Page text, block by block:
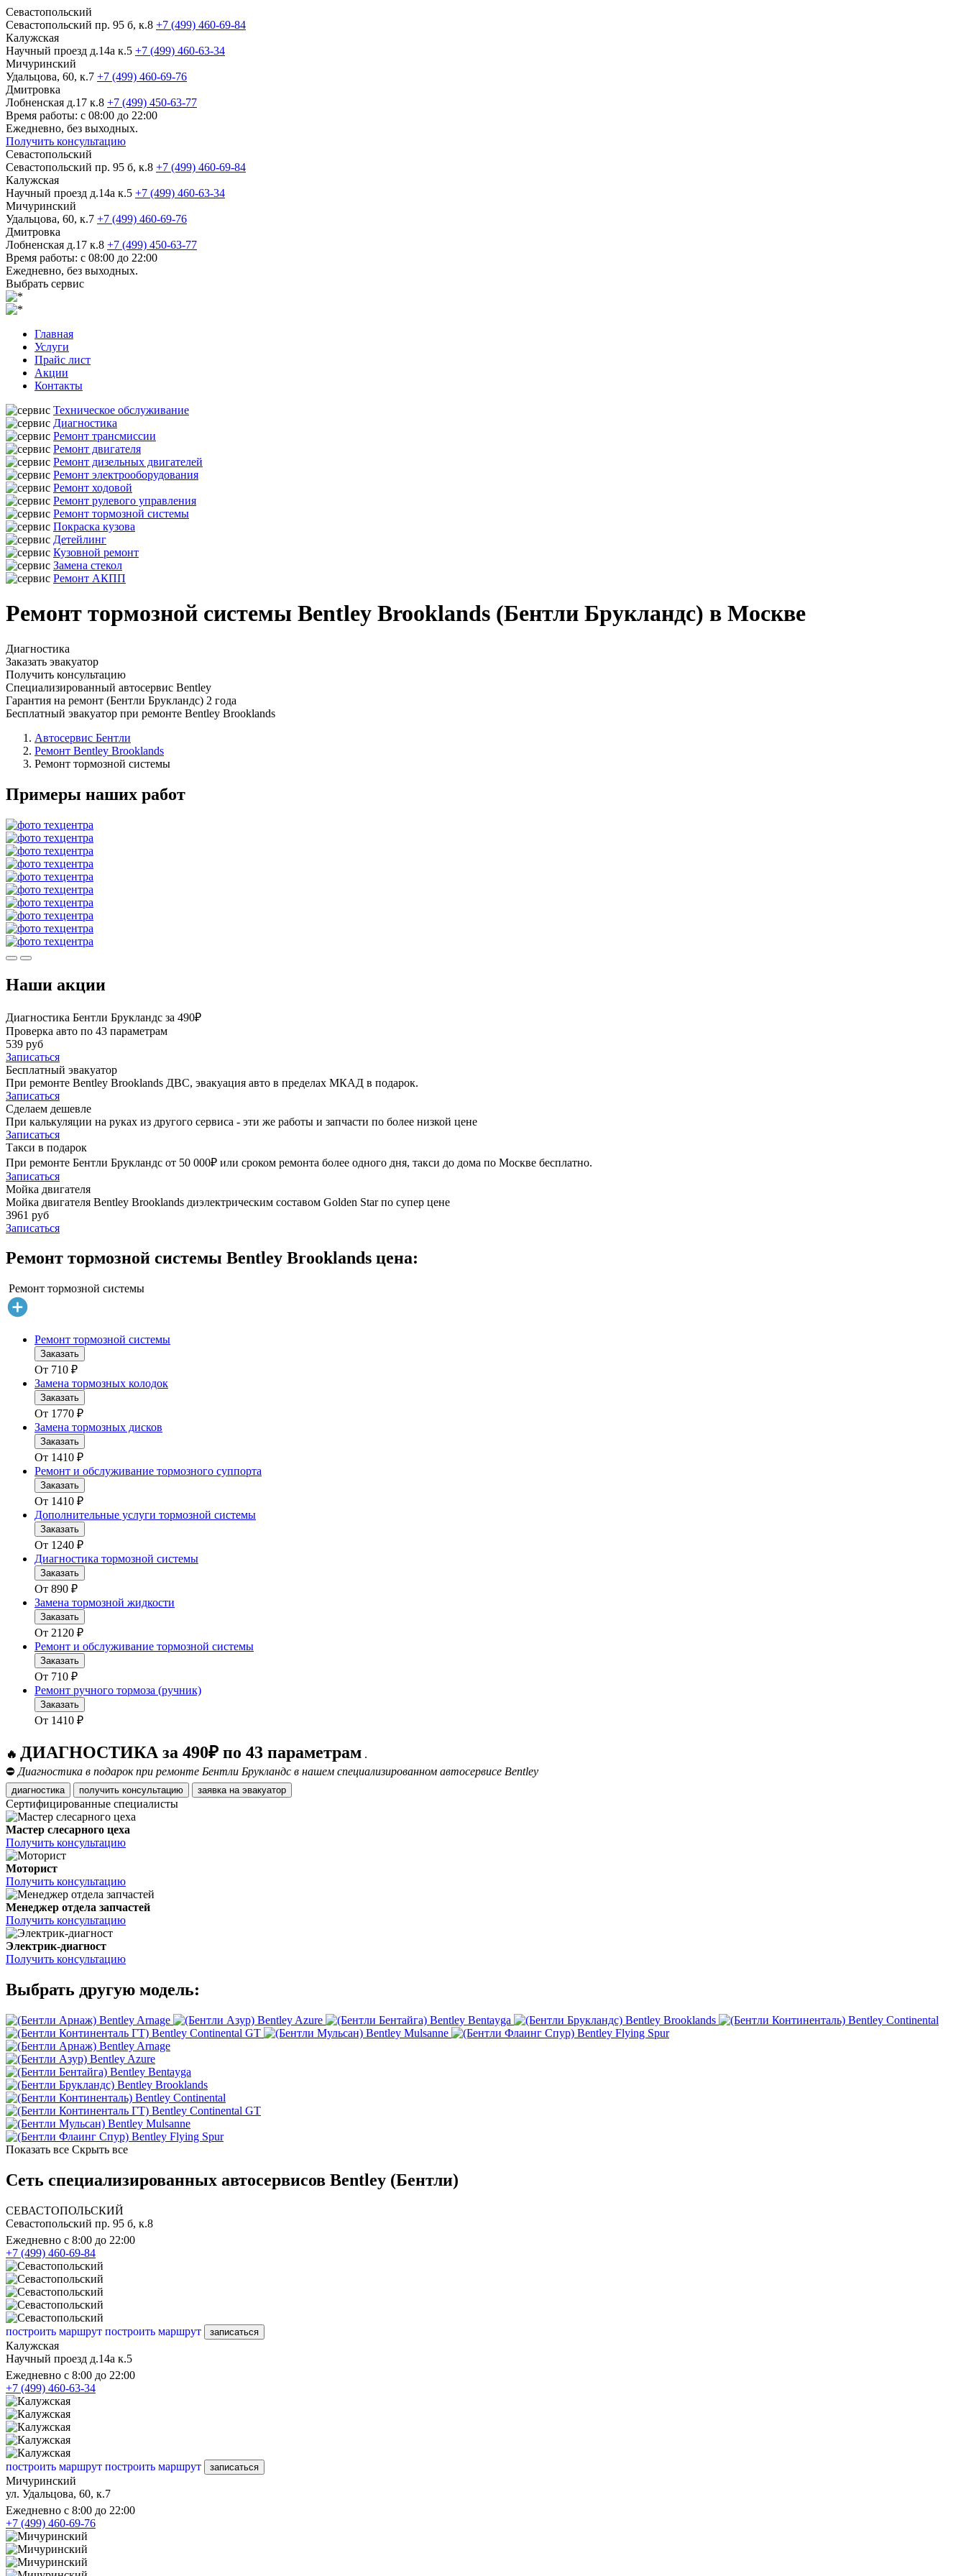
Севастопольский
Севастопольский пр. 95 б, к.8 +7 (499) 460-69-84
Калужская
Научный проезд д.14а к.5 +7 (499) 460-63-34
Мичуринский
Удальцова, 60, к.7 +7 (499) 460-69-76
Дмитровка
Лобненская д.17 к.8 +7 (499) 450-63-77
Время работы: с 08:00 до 22:00
Ежедневно, без выходных.
Получить консультацию
Севастопольский
Севастопольский пр. 95 б, к.8 +7 (499) 460-69-84
Калужская
Научный проезд д.14а к.5 +7 (499) 460-63-34
Мичуринский
Удальцова, 60, к.7 +7 (499) 460-69-76
Дмитровка
Лобненская д.17 к.8 +7 (499) 450-63-77
Время работы: с 08:00 до 22:00
Ежедневно, без выходных.
Выбрать сервис
Главная
Услуги
Прайс лист
Акции
Контакты
Техническое обслуживание
Диагностика
Ремонт трансмиссии
Ремонт двигателя
Ремонт дизельных двигателей
Ремонт электрооборудования
Ремонт ходовой
Ремонт рулевого управления
Ремонт тормозной системы
Покраска кузова
Детейлинг
Кузовной ремонт
Замена стекол
Ремонт АКПП
Ремонт тормозной системы Bentley Brooklands (Бентли Брукландс) в Москве
Диагностика
Заказать эвакуатор
Получить консультацию
Специализированный автосервис Bentley
Гарантия на ремонт (Бентли Брукландс) 2 года
Бесплатный эвакуатор при ремонте Bentley Brooklands
Автосервис Бентли
Ремонт Bentley Brooklands
Ремонт тормозной системы
Примеры наших работ
Наши акции
Диагностика Бентли Брукландс за 490₽
Проверка авто по 43 параметрам
539 руб
Записаться
Бесплатный эвакуатор
При ремонте Bentley Brooklands ДВС, эвакуация авто в пределах МКАД в подарок.
Записаться
Сделаем дешевле
При калькуляции на руках из другого сервиса - эти же работы и запчасти по более низкой цене
Записаться
Такси в подарок
При ремонте Бентли Брукландс от 50 000₽ или сроком ремонта более одного дня, такси до дома по Москве бесплатно.
Записаться
Мойка двигателя
Мойка двигателя Bentley Brooklands диэлектрическим составом Golden Star по супер цене
3961 руб
Записаться
Ремонт тормозной системы Bentley Brooklands цена:
Ремонт тормозной системы
Ремонт тормозной системы
Заказать
От 710 ₽
Замена тормозных колодок
Заказать
От 1770 ₽
Замена тормозных дисков
Заказать
От 1410 ₽
Ремонт и обслуживание тормозного суппорта
Заказать
От 1410 ₽
Дополнительные услуги тормозной системы
Заказать
От 1240 ₽
Диагностика тормозной системы
Заказать
От 890 ₽
Замена тормозной жидкости
Заказать
От 2120 ₽
Ремонт и обслуживание тормозной системы
Заказать
От 710 ₽
Ремонт ручного тормоза (ручник)
Заказать
От 1410 ₽
🔥 ДИАГНОСТИКА за 490₽ по 43 параметрам .
⛔ Диагностика в подарок при ремонте Бентли Брукландс в нашем специализированном автосервисе Bentley
диагностика получить консультацию заявка на эвакуатор
Сертифицированные специалисты
Мастер слесарного цеха
Получить консультацию
Моторист
Получить консультацию
Менеджер отдела запчастей
Получить консультацию
Электрик-диагност
Получить консультацию
Выбрать другую модель:
Bentley Arnage Bentley Azure Bentley Bentayga Bentley Brooklands
Bentley Continental
Bentley Continental GT
Bentley Mulsanne
Bentley Flying Spur
Bentley Arnage
Bentley Azure
Bentley Bentayga
Bentley Brooklands
Bentley Continental
Bentley Continental GT
Bentley Mulsanne
Bentley Flying Spur
Показать все Скрыть все
Сеть специализированных автосервисов Bentley (Бентли)
СЕВАСТОПОЛЬСКИЙ
Севастопольский пр. 95 б, к.8
Ежедневно с 8:00 до 22:00
+7 (499) 460-69-84
построить маршрут построить маршрут записаться
Калужская
Научный проезд д.14а к.5
Ежедневно с 8:00 до 22:00
+7 (499) 460-63-34
построить маршрут построить маршрут записаться
Мичуринский
ул. Удальцова, 60, к.7
Ежедневно с 8:00 до 22:00
+7 (499) 460-69-76